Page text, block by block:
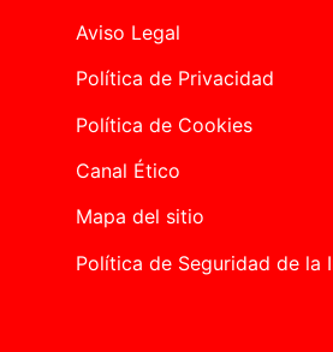
Aviso Legal
Política de Privacidad
Política de Cookies
Canal Ético
Mapa del sitio
Política de Seguridad de la